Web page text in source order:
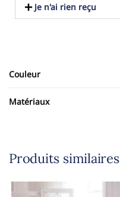
Je n'ai rien reçu
Couleur
Matériaux
Produits similaires